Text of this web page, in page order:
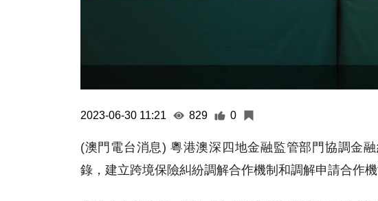
2023-06-30 11:21 829 0
(澳門電台消息) 粵港澳深四地金融監管部門協調金
錄，建立跨境保險糾紛調解合作機制和調解申請合作機